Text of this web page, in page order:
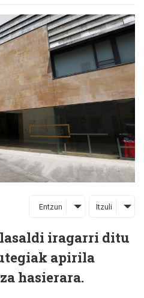
Entzun Itzuli
iragarri ditu
apirila
hasierara.